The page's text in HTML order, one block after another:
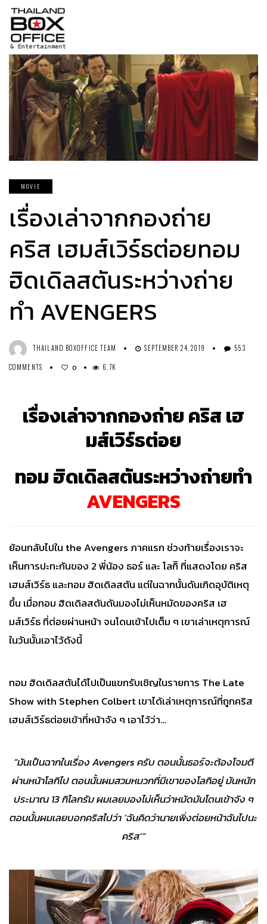
MOVIE
เรื่องเล่าจากกองถ่าย
คริส เฮมส์เวิร์ธต่อยทอม
ฮิดเดิลสตันระหว่างถ่าย
ทำ AVENGERS
THAILAND BOXOFFICE TEAM SEPTEMBER 24, 2019
553
COMMENTS
0 6.7K
เรื่องเล่าจากกองถ่าย คริส เฮ
มส์เวิร์ธต่อย
ทอม ฮิดเดิลสตันระหว่างถ่ายทำ
AVENGERS
ย้อนกลับไปใน the Avengers ภาคแรก ช่วงท้ายเรื่องเราจะ
เห็นการปะทะกันของ 2 พี่น้อง ธอร์ และ โลกิิ ที่แสดงโดย คริส
เฮมส์เวิร์ธ และทอม ฮิดเดิลสตัน แต่ในฉากนั้นดันเกิดอุบัติเหตุ
ขึ้น เมื่อทอม ฮิดเดิลสตันดันมองไม่เห็นหมัดของคริส เฮ
มส์เวิร์ธ ที่ต่อยผ่านหน้า จนโดนเข้าไปเต็ม ๆ เขาเล่าเหตุการณ์
ในวันนั้นเอาไว้ดังนี้
ทอม ฮิดเดิลสตันได้ไปเป็นแขกรับเชิญในรายการ The Late
Show with Stephen Colbert เขาได้เล่าเหตุการณ์ที่ถูกคริส
เฮมส์เวิร์ธต่อยเข้าที่หน้าจัง ๆ เอาไว้ว่า…
“มันเป็นฉากในเรื่องAvengersครับ ตอนนั้นธอร์จะต้องโจมตี
ผ่านหน้าโลกิไป ตอนนั้นผมสวมหมวกที่มีเขาของโลกิอยู่ มันหนัก
ประมาณ 13กิโลกรัม ผมเลยมองไม่เห็นว่าหมัดมันโดนเข้าจัง ๆ
ตอนนั้นผมเลยบอกคริสไปว่า ‘ฉันคิดว่านายเพิ่งต่อยหน้าฉันไปนะ
คริส’”